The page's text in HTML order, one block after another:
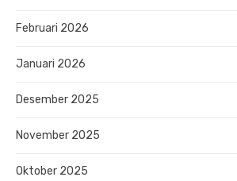
Februari 2026
Januari 2026
Desember 2025
November 2025
Oktober 2025